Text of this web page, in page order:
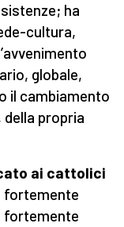
ha
cultura,
globale,
il cambiamento
propria
ai cattolici
fortemente
fortemente